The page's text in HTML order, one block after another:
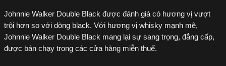
Johnnie Walker Double Black được đánh giá có hương vị vượt
trội hơn so với dòng black. Với hương vị whisky mạnh mẽ,
Johnnie Walker Double Black mang lại sự sang trọng, đẳng cấp,
được bán chạy trong các cửa hàng miễn thuế.